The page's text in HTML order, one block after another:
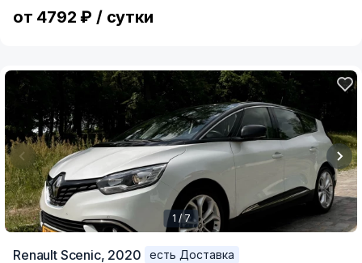
от 4792 ₽ / сутки
1 / 7
Renault Scenic, 2020
есть Доставка